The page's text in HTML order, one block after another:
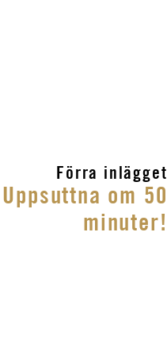
Förra inlägget
om 50
minuter!